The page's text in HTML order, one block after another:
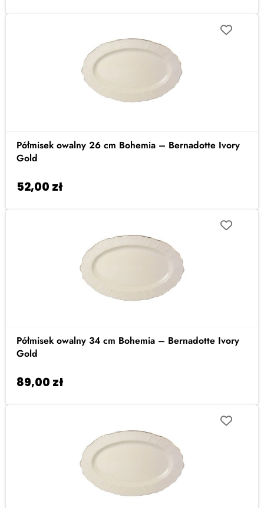
Półmisek owalny 26 cm Bohemia – Bernadotte Ivory
Gold
52,00 zł
Półmisek owalny 34 cm Bohemia – Bernadotte Ivory
Gold
89,00 zł